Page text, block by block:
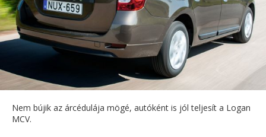
Nem bújik az árcédulája mögé, autóként is jól teljesít a Logan
MCV.